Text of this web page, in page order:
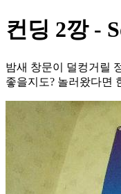
컨딩 2깡 -
밤새 창문이 덜컹거릴
좋을지도? 놀러왔다면